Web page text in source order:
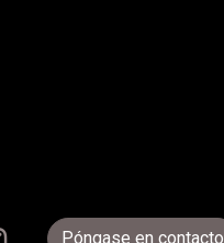
Póngase en contacto